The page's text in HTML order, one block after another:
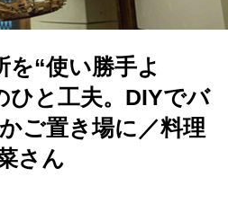
を“使い勝手よ
ひと工夫。DIYでバ
ご置き場に／料理
さん